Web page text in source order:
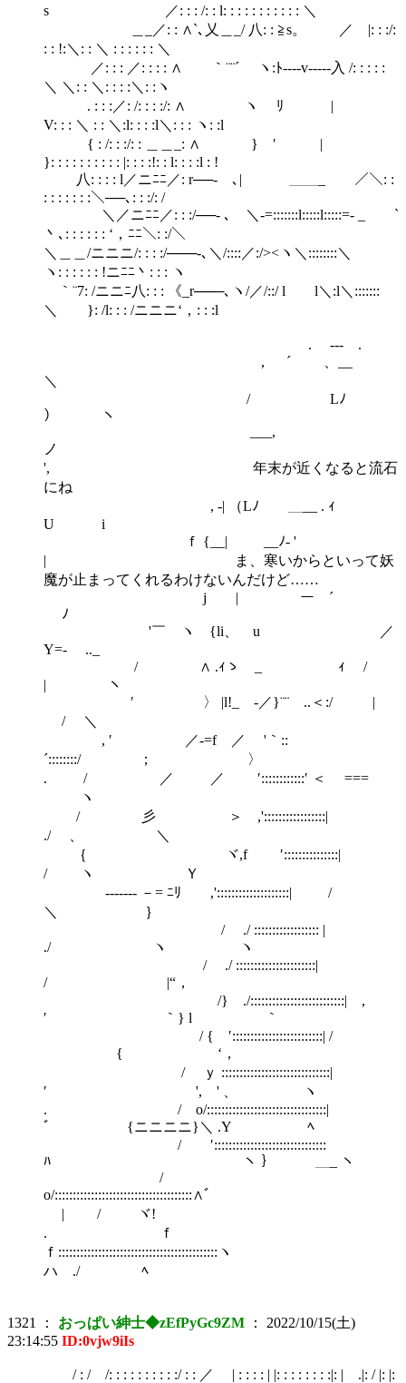
s ／: : : /: : l: : : : : : : : : : : ＼
＿_／: : ∧`､乂＿_/ 八: : ≧s。 ／ |: : :/:
: : !:＼: : ＼ : : : : : : ＼
／: : : ／: : : : ∧ ｀¨¨´ ヽ:ﾄ----v-----入 /: : : : :
＼ ＼: : ＼: : : :＼: :ヽ
. : : :／: /: : : :/: ∧ ヽ ﾘ |
V: : : ＼ : : ＼:l: : : :l＼: : : ヽ: :l
{ : /: : :/: : ＿＿_: ∧ } ′ |
}: : : : : : : : : : |: : : :!: : l: : : :l : !
八: : : : l／ニﾆﾆ／: r──‐ ､| ＿＿_ ／＼: :
: : : : : : :＼──､: : :/: /
＼／ニﾆﾆ／: : :/──‐ ､ ＼-=:::::::l:::::l:::::=- _ `
丶､: : : : : : ‘，ﾆﾆ＼: :/＼
＼＿＿/ニニニ/: : : :/───‐､＼/::::／:/><ヽ＼::::::::＼
ヽ: : : : : : !ニﾆﾆ丶: : : ヽ
｀¨7: /ニニﾆ八: : : 《_r───､ヽ/／/::/ l l＼:l＼:::::::
＼ }: /l: : : /ニニニ‘，: : :l
. --- .
, ´ 、__
＼
/ Lﾉ
） ヽ
___,
ノ
', 年末が近くなると流石
にね
, ‐| （Lﾉ ＿__ . ｨ
U i
ｆ {__| ゝ __ﾉ- '
| ま、寒いからといって妖
魔が止まってくれるわけないんだけど……
j | ー ´
ﾉ
'￣ ヽ {li、 u ／
Y=- .._
/ ∧ .ｨゝ _ ｨ /
| ヽ
′ 〉 |l!_ -／}¨¨ ..＜:/ |
/ ＼
, ′ ／-=f ／ '｀::
´::::::::/ ； 〉
. / ／ ／ ′::::::::::::′ ＜ ===
ヽ
/ 彡 ＞ ,':::::::::::::::::|
./ 、 ＼
｛ ヾ,f ′:::::::::::::::|
/ ヽ Ｙ
ゝ ------- －= ﾆﾘ ,'::::::::::::::::::::| /
＼ ｝
/ ./ :::::::::::::::::: |
./ ヽ ヽ
/ ./ ::::::::::::::::::::::|
/ |“， ゝ
/} ./::::::::::::::::::::::::::| ,
′ ｀} l ｀
/ { ′:::::::::::::::::::::::::| /
{ ゝ ‘，
/ ｙ ::::::::::::::::::::::::::::::|
′ ', ' 、 ヽ
. / o/:::::::::::::::::::::::::::::::::|
ﾞ {ニニニニ}＼ .Y ﾍ
/ ′:::::::::::::::::::::::::::::::
ﾊ ヽ ｝ ＿_ ヽ
/
o/::::::::::::::::::::::::::::::::::::::∧ﾞ
| / ヾ!
. ｆ
ｆ::::::::::::::::::::::::::::::::::::::::::::
ハ ./ ﾍ
1321 ： おっぱい紳士◆zEfPyGc9ZM ： 2022/10/15(土)
23:14:55 ID:0vjw9iIs
/ : / /: : : : : : : : : :/ : : ／ | : : : : | |: : : : : : : :|: | .|: / |: |: